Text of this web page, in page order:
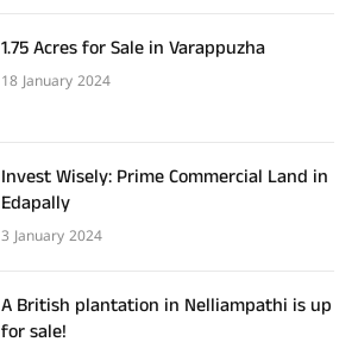
1.75 Acres for Sale in Varappuzha
18 January 2024
Invest Wisely: Prime Commercial Land in
Edapally
3 January 2024
A British plantation in Nelliampathi is up
for sale!